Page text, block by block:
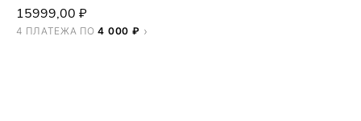
15999,00 ₽
4 ПЛАТЕЖА ПО4 000 ₽